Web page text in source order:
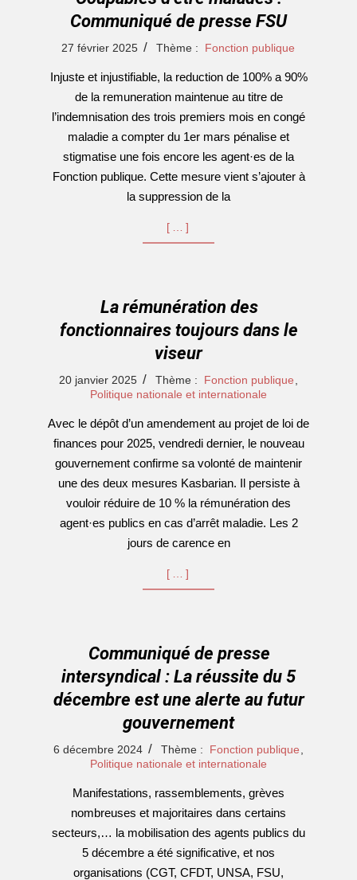
Communiqué de presse FSU
2025-
27
27 février 2025 Thème : Fonction publique
Injuste et injustifiable, la reduction de 100% a 90%
de la remuneration maintenue au titre de
l’indemnisation des trois premiers mois en congé
maladie a compter du 1er mars pénalise et
stigmatise une fois encore les agent·es de la
Fonction publique. Cette mesure vient s’ajouter à
la suppression de la
[…]
La rémunération des
fonctionnaires toujours dans le
viseur
2025-
20 janvier 2025 Thème : Fonction publique
Politique nationale et internationale
Avec le dépôt d’un amendement au projet de loi de
finances pour 2025, vendredi dernier, le nouveau
gouvernement confirme sa volonté de maintenir
une des deux mesures Kasbarian. Il persiste à
vouloir réduire de 10 % la rémunération des
agent·es publics en cas d’arrêt maladie. Les 2
jours de carence en
[…]
Communiqué de presse
intersyndical : La réussite du 5
décembre est une alerte au futur
gouvernement
2024-
6 décembre 2024 Thème : Fonction publique
Politique nationale et internationale
Manifestations, rassemblements, grèves
nombreuses et majoritaires dans certains
secteurs,… la mobilisation des agents publics du
5 décembre a été significative, et nos
organisations (CGT, CFDT, UNSA, FSU,